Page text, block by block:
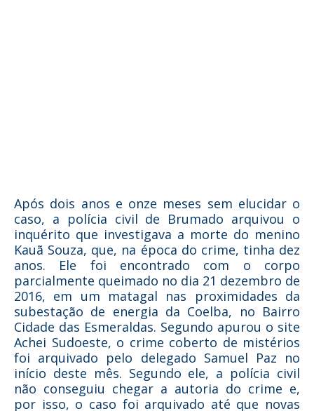
Após dois anos e onze meses sem elucidar o
caso, a polícia civil de Brumado arquivou o
inquérito que investigava a morte do menino
Kauã Souza, que, na época do crime, tinha dez
anos. Ele foi encontrado com o corpo
parcialmente queimado no dia 21 dezembro de
2016, em um matagal nas proximidades da
subestação de energia da Coelba, no Bairro
Cidade das Esmeraldas. Segundo apurou o site
Achei Sudoeste, o crime coberto de mistérios
foi arquivado pelo delegado Samuel Paz no
início deste mês. Segundo ele, a polícia civil
não conseguiu chegar a autoria do crime e,
por isso, o caso foi arquivado até que novas